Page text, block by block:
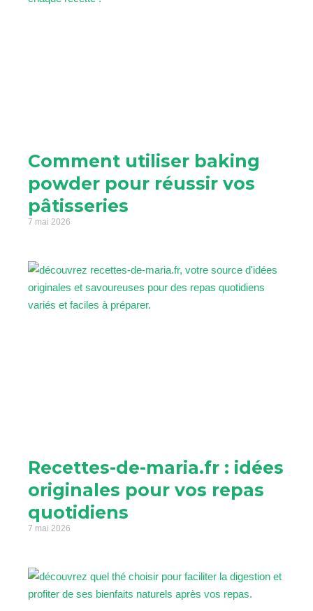
Comment utiliser baking
powder pour réussir vos
pâtisseries
7 mai 2026
Recettes-de-maria.fr : idées
originales pour vos repas
quotidiens
7 mai 2026